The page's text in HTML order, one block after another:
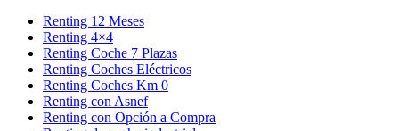
Renting 12 Meses
Renting 4×4
Renting Coche 7 Plazas
Renting Coches Eléctricos
Renting Coches Km 0
Renting con Asnef
Renting con Opción a Compra